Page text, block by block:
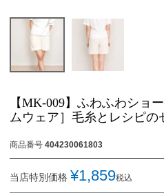
【MK-009】ふわふわショ
ムウェア］毛糸とレシピの
商品番号 404230061803
当店特別価格 ¥1,859税込